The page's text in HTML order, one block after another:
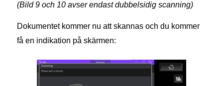
(Bild 9 och 10 avser endast dubbelsidig scanning)
Dokumentet kommer nu att skannas och du kommer
få en indikation på skärmen: